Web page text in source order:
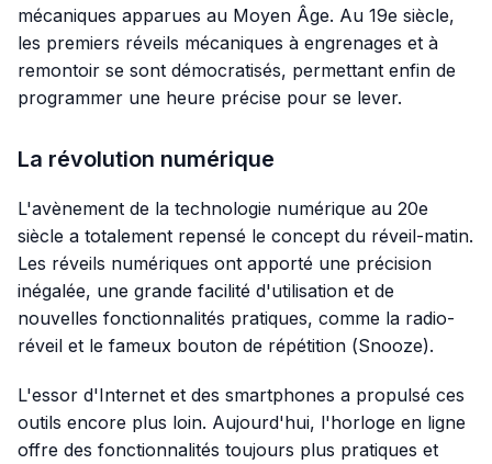
mécaniques apparues au Moyen Âge. Au 19e siècle,
les premiers réveils mécaniques à engrenages et à
remontoir se sont démocratisés, permettant enfin de
programmer une heure précise pour se lever.
La révolution numérique
L'avènement de la technologie numérique au 20e
siècle a totalement repensé le concept du réveil-matin.
Les réveils numériques ont apporté une précision
inégalée, une grande facilité d'utilisation et de
nouvelles fonctionnalités pratiques, comme la radio-
réveil et le fameux bouton de répétition (Snooze).
L'essor d'Internet et des smartphones a propulsé ces
outils encore plus loin. Aujourd'hui, l'horloge en ligne
offre des fonctionnalités toujours plus pratiques et